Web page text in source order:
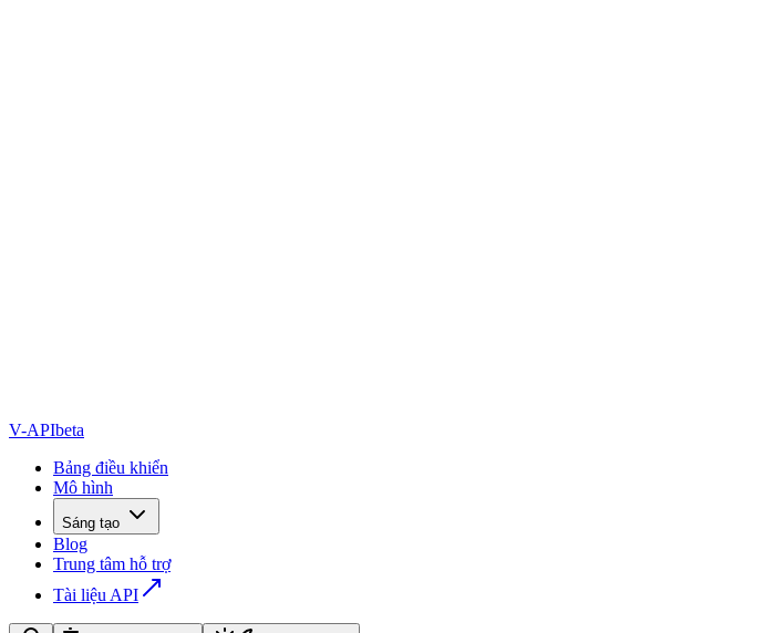
V-APIbeta
Bảng điều khiển
Mô hình
Sáng tạo
Blog
Trung tâm hỗ trợ
Tài liệu API